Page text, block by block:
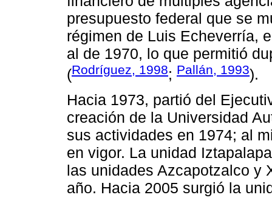
presupuesto federal que se
régimen de Luis Echeverría,
al de 1970, lo que permitió
(Rodríguez, 1998; Pallán, 1993).
Hacia 1973, partió del
creación de la Universidad
sus actividades en 1974; al
en vigor. La unidad
las unidades Azcapotzalco y
año. Hacia 2005 surgió la